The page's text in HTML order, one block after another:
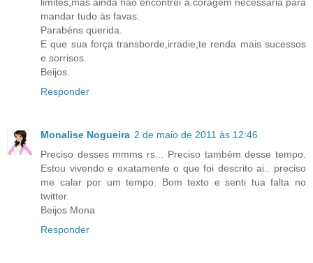
mandar tudo às favas.
Parabéns querida.
E que sua força transborde,irradie,te renda mais sucessos
e sorrisos.
Beijos.
Responder
Monalise Nogueira 2 de maio de 2011 às 12:46
Preciso desses mmms rs... Preciso também desse tempo.
Estou vivendo e exatamente o que foi descrito ai.. preciso
me calar por um tempo. Bom texto e senti tua falta no
twitter.
Beijos Mona
Responder